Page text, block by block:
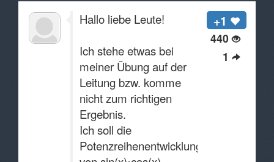
+1
440
1
Hallo liebe Leute!
Ich stehe etwas bei
meiner Übung auf der
Leitung bzw. komme
nicht zum richtigen
Ergebnis.
Ich soll die
Potenzreihenentwicklung